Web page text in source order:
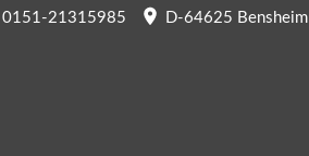
0151-21315985 D-64625 Bensheim